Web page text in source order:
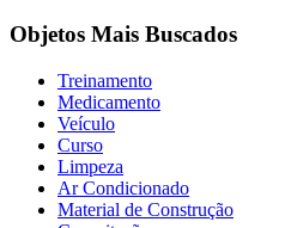
Objetos Mais Buscados
Treinamento
Medicamento
Veículo
Curso
Limpeza
Ar Condicionado
Material de Construção